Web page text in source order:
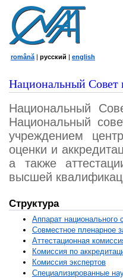
română | русский | english
Национальный Совет
Национальный
Национальный
учреждением
оценки и
а также
высшей
Структура
Аппарат национального
Совместное пленарное
Аттестационная
Комиссия по
Комиссия экспертов
Специализированные